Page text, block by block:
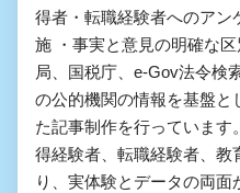
得者・転職経験者へのアン
施 ・事実と意見の明確な
局、国税庁、e-Gov法令検
の公的機関の情報を基盤と
た記事制作を行っています
得経験者、転職経験者、教
り、実体験とデータの両面